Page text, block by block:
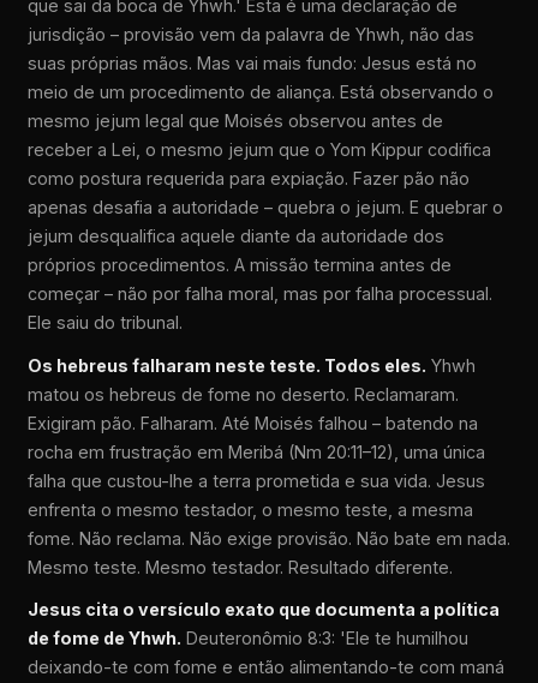
que sai da boca de Yhwh.' Esta é uma declaração de
jurisdição – provisão vem da palavra de Yhwh, não das
suas próprias mãos. Mas vai mais fundo: Jesus está no
meio de um procedimento de aliança. Está observando o
mesmo jejum legal que Moisés observou antes de
receber a Lei, o mesmo jejum que o Yom Kippur codifica
como postura requerida para expiação. Fazer pão não
apenas desafia a autoridade – quebra o jejum. E quebrar o
jejum desqualifica aquele diante da autoridade dos
próprios procedimentos. A missão termina antes de
começar – não por falha moral, mas por falha processual.
Ele saiu do tribunal.
Os hebreus falharam neste teste. Todos eles. Yhwh
matou os hebreus de fome no deserto. Reclamaram.
Exigiram pão. Falharam. Até Moisés falhou – batendo na
rocha em frustração em Meribá (Nm 20:11–12), uma única
falha que custou-lhe a terra prometida e sua vida. Jesus
enfrenta o mesmo testador, o mesmo teste, a mesma
fome. Não reclama. Não exige provisão. Não bate em nada.
Mesmo teste. Mesmo testador. Resultado diferente.
Jesus cita o versículo exato que documenta a política
de fome de Yhwh. Deuteronômio 8:3: 'Ele te humilhou
deixando-te com fome e então alimentando-te com maná